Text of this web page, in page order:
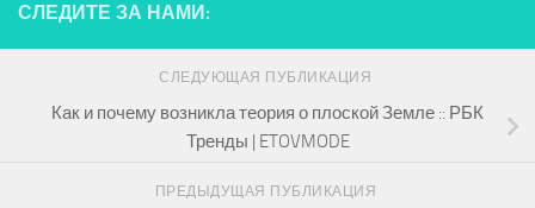
СЛЕДИТЕ ЗА НАМИ:
СЛЕДУЮЩАЯ ПУБЛИКАЦИЯ
Как и почему возникла теория о плоской Земле :: РБК
Тренды | ETOVMODE
ПРЕДЫДУЩАЯ ПУБЛИКАЦИЯ